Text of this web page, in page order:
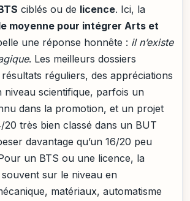
ciblés ou de licence. Ici, la
moyenne pour intégrer Arts et
une réponse honnête : il n’existe
. Les meilleurs dossiers
réguliers, des appréciations
niveau scientifique, parfois un
dans la promotion, et un projet
20 très bien classé dans un BUT
davantage qu’un 16/20 peu
un BTS ou une licence, la
sur le niveau en
matériaux, automatisme